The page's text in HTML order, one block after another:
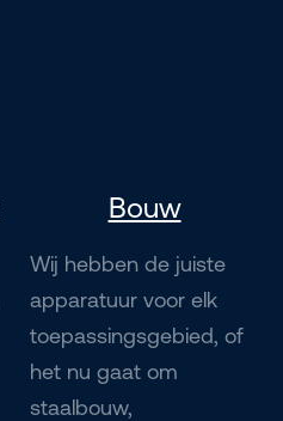
Bouw
Wij hebben de juiste
apparatuur voor elk
toepassingsgebied, of
het nu gaat om
staalbouw,